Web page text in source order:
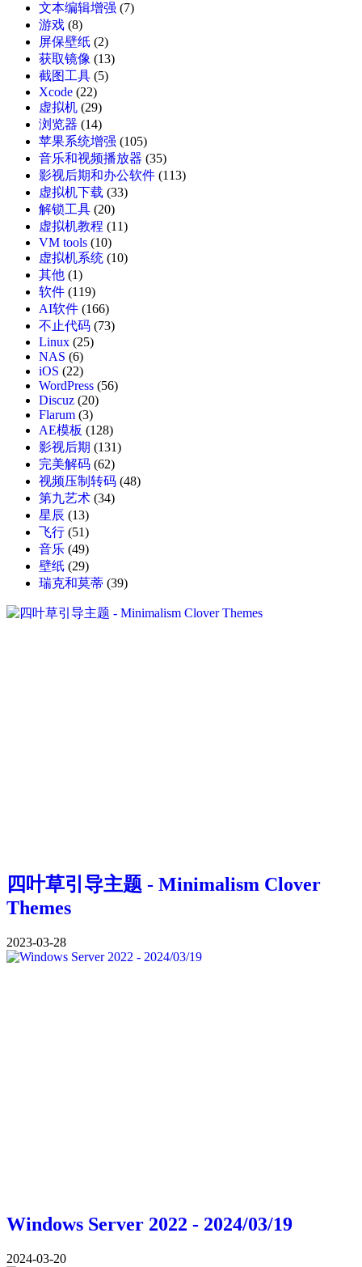
文本编辑增强 (7)
游戏 (8)
屏保壁纸 (2)
获取镜像 (13)
截图工具 (5)
Xcode (22)
虚拟机 (29)
浏览器 (14)
苹果系统增强 (105)
音乐和视频播放器 (35)
影视后期和办公软件 (113)
虚拟机下载 (33)
解锁工具 (20)
虚拟机教程 (11)
VM tools (10)
虚拟机系统 (10)
其他 (1)
软件 (119)
AI软件 (166)
不止代码 (73)
Linux (25)
NAS (6)
iOS (22)
WordPress (56)
Discuz (20)
Flarum (3)
AE模板 (128)
影视后期 (131)
完美解码 (62)
视频压制转码 (48)
第九艺术 (34)
星辰 (13)
飞行 (51)
音乐 (49)
壁纸 (29)
瑞克和莫蒂 (39)
四叶草引导主题 - Minimalism Clover
Themes
2023-03-28
Windows Server 2022 - 2024/03/19
2024-03-20